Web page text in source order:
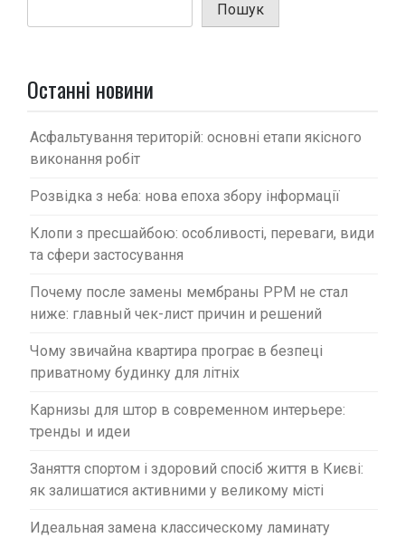
Пошук
Останні новини
Асфальтування територій: основні етапи якісного
виконання робіт
Розвідка з неба: нова епоха збору інформації
Клопи з пресшайбою: особливості, переваги, види
та сфери застосування
Почему после замены мембраны PPM не стал
ниже: главный чек-лист причин и решений
Чому звичайна квартира програє в безпеці
приватному будинку для літніх
Карнизы для штор в современном интерьере:
тренды и идеи
Заняття спортом і здоровий спосіб життя в Києві:
як залишатися активними у великому місті
Идеальная замена классическому ламинату